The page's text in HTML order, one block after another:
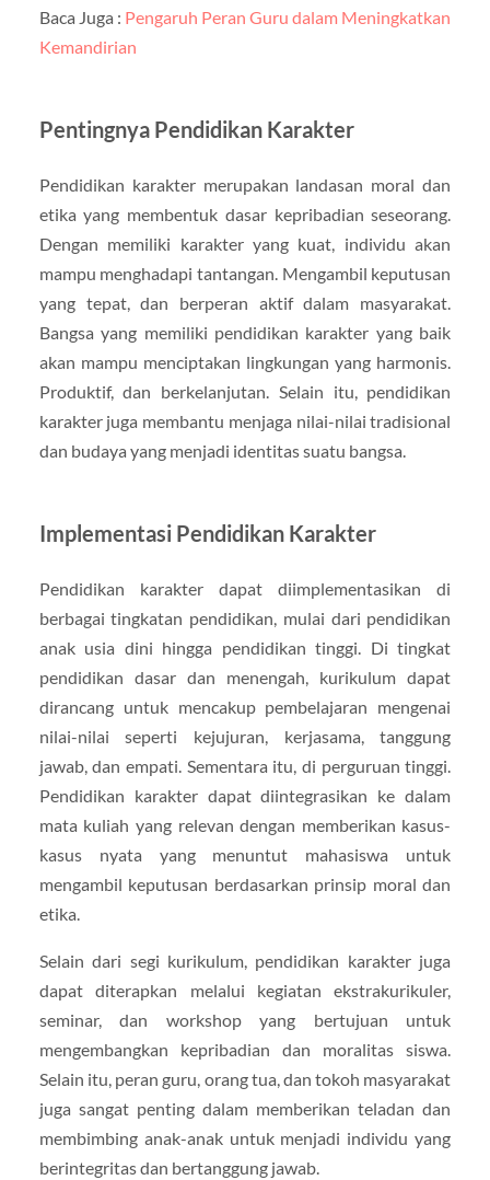
Baca Juga : Pengaruh Peran Guru dalam Meningkatkan
Kemandirian
Pentingnya Pendidikan Karakter
Pendidikan karakter merupakan landasan moral dan
etika yang membentuk dasar kepribadian seseorang.
Dengan memiliki karakter yang kuat, individu akan
mampu menghadapi tantangan. Mengambil keputusan
yang tepat, dan berperan aktif dalam masyarakat.
Bangsa yang memiliki pendidikan karakter yang baik
akan mampu menciptakan lingkungan yang harmonis.
Produktif, dan berkelanjutan. Selain itu, pendidikan
karakter juga membantu menjaga nilai-nilai tradisional
dan budaya yang menjadi identitas suatu bangsa.
Implementasi Pendidikan Karakter
Pendidikan karakter dapat diimplementasikan di
berbagai tingkatan pendidikan, mulai dari pendidikan
anak usia dini hingga pendidikan tinggi. Di tingkat
pendidikan dasar dan menengah, kurikulum dapat
dirancang untuk mencakup pembelajaran mengenai
nilai-nilai seperti kejujuran, kerjasama, tanggung
jawab, dan empati. Sementara itu, di perguruan tinggi.
Pendidikan karakter dapat diintegrasikan ke dalam
mata kuliah yang relevan dengan memberikan kasus-
kasus nyata yang menuntut mahasiswa untuk
mengambil keputusan berdasarkan prinsip moral dan
etika.
Selain dari segi kurikulum, pendidikan karakter juga
dapat diterapkan melalui kegiatan ekstrakurikuler,
seminar, dan workshop yang bertujuan untuk
mengembangkan kepribadian dan moralitas siswa.
Selain itu, peran guru, orang tua, dan tokoh masyarakat
juga sangat penting dalam memberikan teladan dan
membimbing anak-anak untuk menjadi individu yang
berintegritas dan bertanggung jawab.